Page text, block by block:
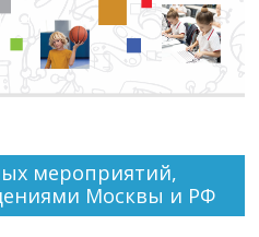
мероприятий,
Москвы и РФ